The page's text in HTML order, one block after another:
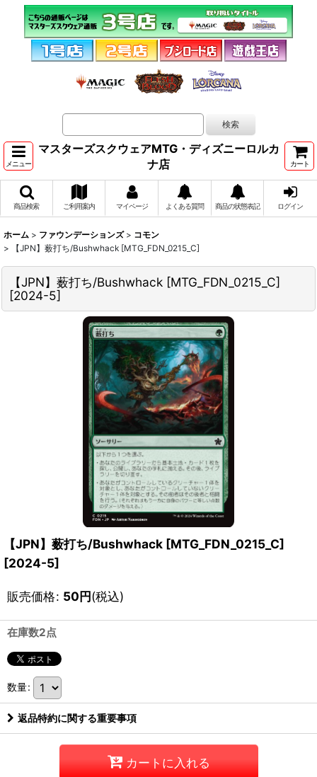
メニュー
マスターズスクウェアMTG・ディズニーロルカ
ナ店
カート
商品検索 ご利用案内 マイページ よくある質問 商品の状態表記 ログイン
ホーム > ファウンデーションズ > コモン
>
【JPN】薮打ち/Bushwhack [MTG_FDN_0215_C]
【JPN】薮打ち/Bushwhack [MTG_FDN_0215_C]
[2024-5]
【JPN】薮打ち/Bushwhack [MTG_FDN_0215_C]
[2024-5]
販売価格: 50円(税込)
在庫数2点
数量:
返品特約に関する重要事項
カートに入れる